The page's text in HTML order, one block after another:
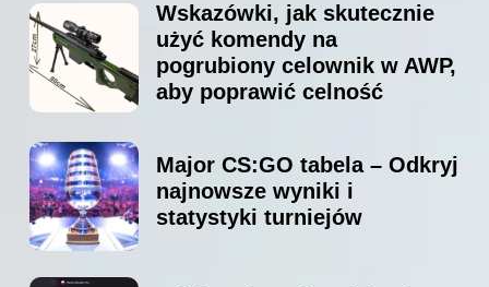
Wskazówki, jak skutecznie
użyć komendy na
pogrubiony celownik w AWP,
aby poprawić celność
Major CS:GO tabela – Odkryj
najnowsze wyniki i
statystyki turniejów